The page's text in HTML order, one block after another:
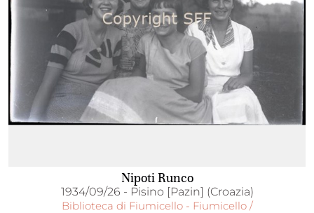
Nipoti Runco
1934/09/26 - Pisino [Pazin] (Croazia)
Biblioteca di Fiumicello - Fiumicello /